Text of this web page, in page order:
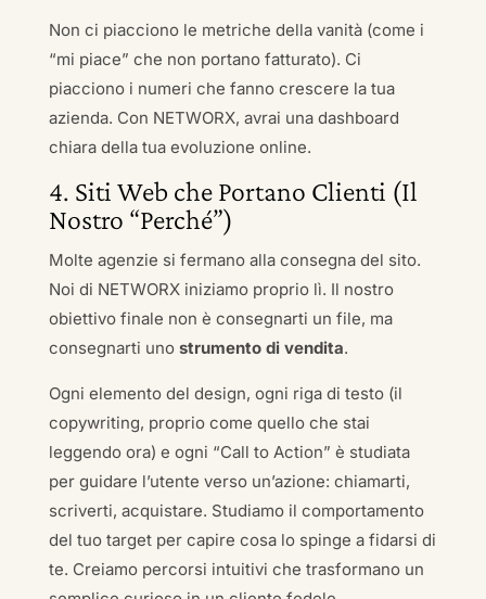
Non ci piacciono le metriche della vanità (come i
“mi piace” che non portano fatturato). Ci
piacciono i numeri che fanno crescere la tua
azienda. Con NETWORX, avrai una dashboard
chiara della tua evoluzione online.
4. Siti Web che Portano Clienti (Il
Nostro “Perché”)
Molte agenzie si fermano alla consegna del sito.
Noi di NETWORX iniziamo proprio lì. Il nostro
obiettivo finale non è consegnarti un file, ma
consegnarti uno strumento di vendita.
Ogni elemento del design, ogni riga di testo (il
copywriting, proprio come quello che stai
leggendo ora) e ogni “Call to Action” è studiata
per guidare l’utente verso un’azione: chiamarti,
scriverti, acquistare. Studiamo il comportamento
del tuo target per capire cosa lo spinge a fidarsi di
te. Creiamo percorsi intuitivi che trasformano un